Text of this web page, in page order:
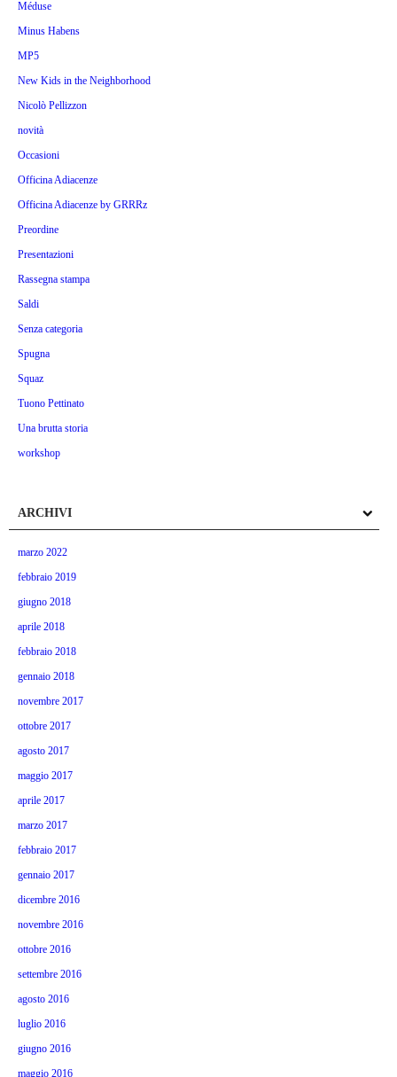
Méduse
Minus Habens
MP5
New Kids in the Neighborhood
Nicolò Pellizzon
novità
Occasioni
Officina Adiacenze
Officina Adiacenze by GRRRz
Preordine
Presentazioni
Rassegna stampa
Saldi
Senza categoria
Spugna
Squaz
Tuono Pettinato
Una brutta storia
workshop
ARCHIVI
marzo 2022
febbraio 2019
giugno 2018
aprile 2018
febbraio 2018
gennaio 2018
novembre 2017
ottobre 2017
agosto 2017
maggio 2017
aprile 2017
marzo 2017
febbraio 2017
gennaio 2017
dicembre 2016
novembre 2016
ottobre 2016
settembre 2016
agosto 2016
luglio 2016
giugno 2016
maggio 2016